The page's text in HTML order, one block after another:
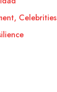
Celebrities